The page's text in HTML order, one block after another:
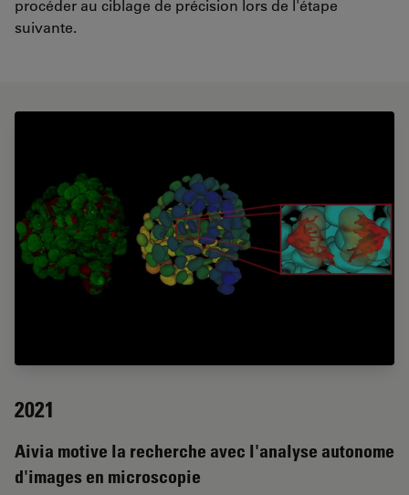
procéder au ciblage de précision lors de l'étape
suivante.
2021
Aivia motive la recherche avec l'analyse autonome
d'images en microscopie